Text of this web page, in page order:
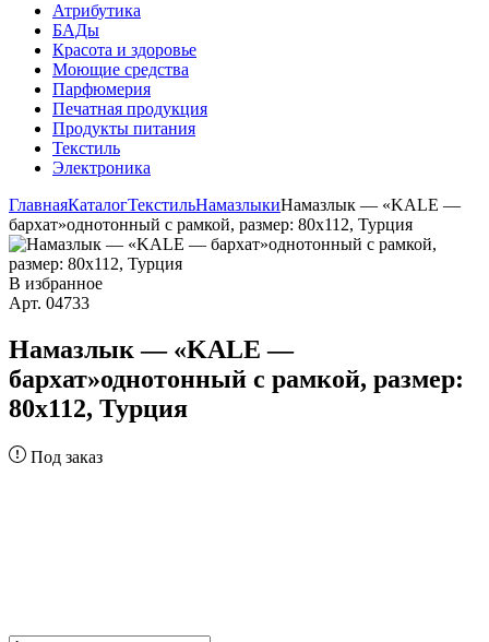
Атрибутика
БАДы
Красота и здоровье
Моющие средства
Парфюмерия
Печатная продукция
Продукты питания
Текстиль
Электроника
ГлавнаяКаталогТекстильНамазлыкиНамазлык — «KALE —
бархат»однотонный с рамкой, размер: 80х112, Турция
В избранное
Арт. 04733
Намазлык — «KALE —
бархат»однотонный с рамкой, размер:
80х112, Турция
Под заказ